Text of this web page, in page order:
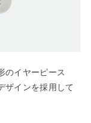
のイヤーピース
ザインを採用して